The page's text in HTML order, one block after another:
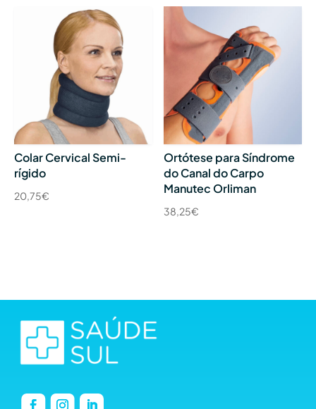
Colar Cervical Semi-
rígido
20,75€
Ortótese para Síndrome
do Canal do Carpo
Manutec Orliman
38,25€